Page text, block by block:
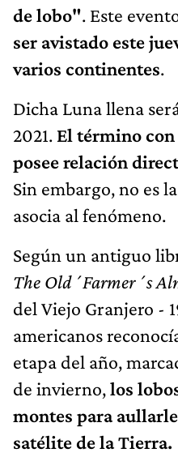
de lobo". Este
ser avistado este
varios continentes.
Dicha Luna llena
2021. El término
posee relación
Sin embargo, no es
asocia al fenómeno.
Según un antiguo
The Old´Farmer´s
del Viejo Granjero -
americanos
etapa del año,
de invierno,los
montes para
satélite de la Tierra.